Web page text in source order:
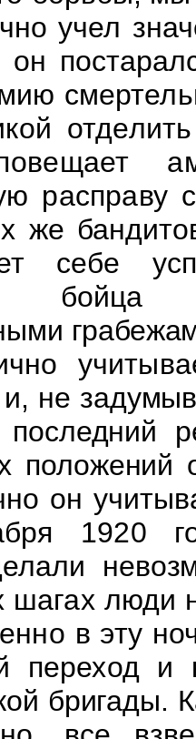
учел
он
расправу
же
себе
не
последний
положений
он
1920
шагах люди
в эту
переход
бригады.